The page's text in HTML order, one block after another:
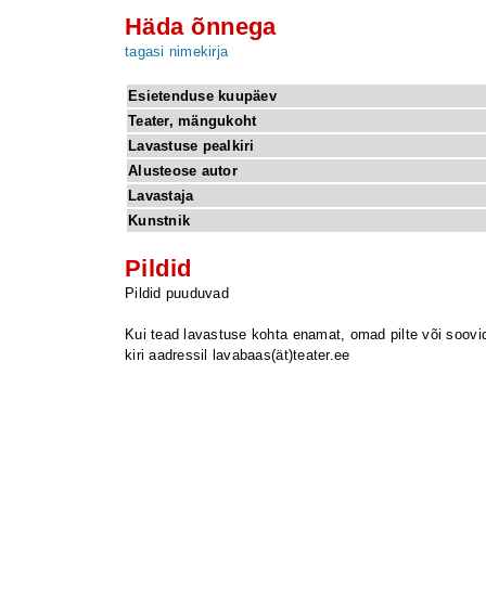
Häda õnnega
tagasi nimekirja
Esietenduse kuupäev
Teater, mängukoht
Lavastuse pealkiri
Alusteose autor
Lavastaja
Kunstnik
Pildid
Pildid puuduvad
Kui tead lavastuse kohta enamat, omad pilte või
kiri aadressil lavabaas(ät)teater.ee